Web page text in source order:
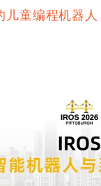
儿童编程机器人